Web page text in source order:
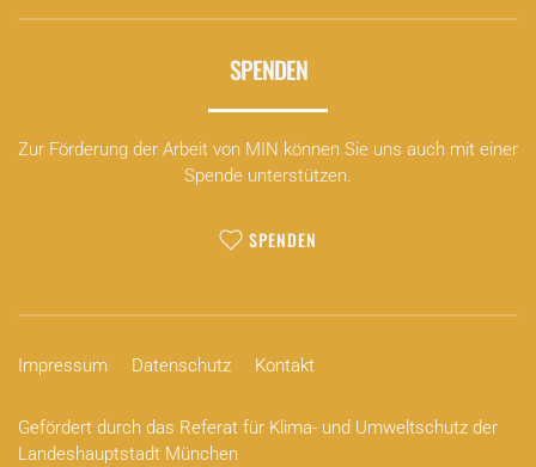
SPENDEN
Zur Förderung der Arbeit von MIN können Sie uns auch mit einer
Spende unterstützen.
SPENDEN
Impressum Datenschutz Kontakt
Gefördert durch das Referat für Klima- und Umweltschutz der
Landeshauptstadt München